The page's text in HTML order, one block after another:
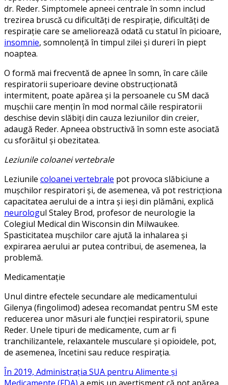
dr. Reder. Simptomele apneei centrale în somn includ
trezirea bruscă cu dificultăți de respirație, dificultăți de
respirație care se ameliorează odată cu statul în picioare,
insomnie, somnolență în timpul zilei și dureri în piept
noaptea.
O formă mai frecventă de apnee în somn, în care căile
respiratorii superioare devine obstrucționată
intermitent, poate apărea și la persoanele cu SM dacă
mușchii care mențin în mod normal căile respiratorii
deschise devin slăbiți din cauza leziunilor din creier,
adaugă Reder. Apneea obstructivă în somn este asociată
cu sforăitul și obezitatea.
Leziunile coloanei vertebrale
Leziunile coloanei vertebrale pot provoca slăbiciune a
mușchilor respiratori și, de asemenea, vă pot restricționa
capacitatea aerului de a intra și ieși din plămâni, explică
neurologul Staley Brod, profesor de neurologie la
Colegiul Medical din Wisconsin din Milwaukee.
Spasticitatea mușchilor care ajută la inhalarea și
expirarea aerului ar putea contribui, de asemenea, la
problemă.
Medicamentație
Unul dintre efectele secundare ale medicamentului
Gilenya (fingolimod) adesea recomandat pentru SM este
reducerea unor măsuri ale funcției respiratorii, spune
Reder. Unele tipuri de medicamente, cum ar fi
tranchilizantele, relaxantele musculare și opioidele, pot,
de asemenea, încetini sau reduce respirația.
În 2019, Administrația SUA pentru Alimente și